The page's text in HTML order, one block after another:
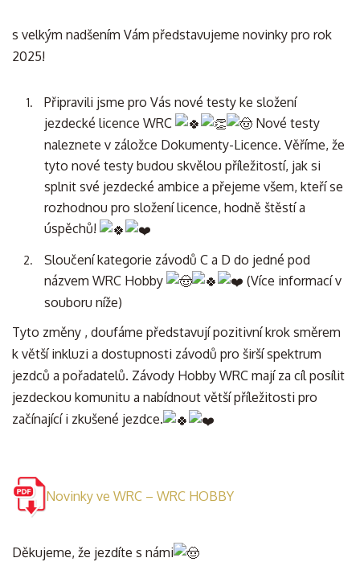
s velkým nadšením Vám představujeme novinky pro rok
2025!
Připravili jsme pro Vás nové testy ke složení
jezdecké licence WRC
Nové testy
naleznete v záložce Dokumenty-Licence. Věříme, že
tyto nové testy budou skvělou příležitostí, jak si
splnit své jezdecké ambice a přejeme všem, kteří se
rozhodnou pro složení licence, hodně štěstí a
úspěchů!
Sloučení kategorie závodů C a D do jedné pod
názvem WRC Hobby
(Více informací v
souboru níže)
Tyto změny , doufáme představují pozitivní krok směrem
k větší inkluzi a dostupnosti závodů pro širší spektrum
jezdců a pořadatelů. Závody Hobby WRC mají za cíl posílit
jezdeckou komunitu a nabídnout větší příležitosti pro
začínající i zkušené jezdce.
Novinky ve WRC – WRC HOBBY
Děkujeme, že jezdíte s námi